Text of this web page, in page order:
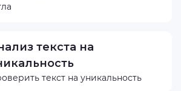
текста на
текст на уникальность